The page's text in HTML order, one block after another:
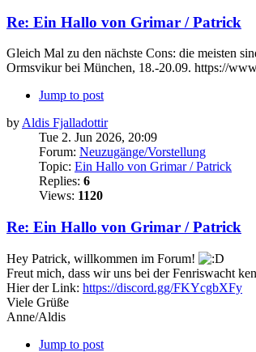
Re: Ein Hallo von Grimar / Patrick
Gleich Mal zu den nächste Cons: die meisten
Ormsvikur bei München, 18.-20.09. https://
Jump to post
by Aldis Fjalladottir
Tue 2. Jun 2026, 20:09
Forum: Neuzugänge/Vorstellung
Topic: Ein Hallo von Grimar / Patrick
Replies: 6
Views: 1120
Re: Ein Hallo von Grimar / Patrick
Hey Patrick, willkommen im Forum!
Freut mich, dass wir uns bei der Fenriswacht
Hier der Link: https://discord.gg/FKYcgbXFy
Viele Grüße
Anne/Aldis
Jump to post